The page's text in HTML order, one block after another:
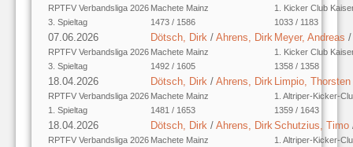
RPTFV Verbandsliga 2026
3. Spieltag
Machete Mainz
1473 / 1586
1. Kicker Club
1033 / 1183
07.06.2026
RPTFV Verbandsliga 2026
3. Spieltag
Dötsch, Dirk / Ahrens, Dirk
Machete Mainz
1492 / 1605
Meyer, Andreas
1. Kicker Club
1358 / 1358
18.04.2026
RPTFV Verbandsliga 2026
1. Spieltag
Dötsch, Dirk / Ahrens, Dirk
Machete Mainz
1481 / 1653
Limpio, Thorsten
1. Altriper-Kicker-
1359 / 1643
18.04.2026
RPTFV Verbandsliga 2026
Dötsch, Dirk / Ahrens, Dirk
Machete Mainz
Schutzius, Timo
1. Altriper-Kicker-